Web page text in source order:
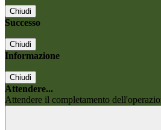
Chiudi
Successo
Chiudi
Informazione
Chiudi
Attendere...
Attendere il completamento